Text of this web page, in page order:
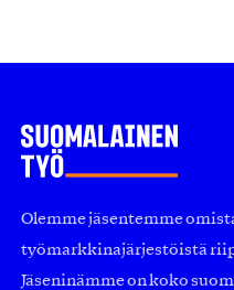
Olemme jäsentemme
työmarkkinajärjestöistä
Jäseninämme on koko